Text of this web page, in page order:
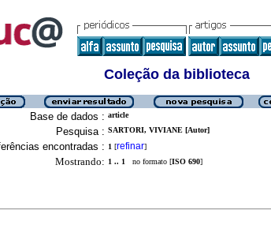
Coleção da biblioteca
Base de dados : article
Pesquisa : SARTORI, VIVIANE [Autor]
encontradas : 1 [refinar]
Mostrando: 1 .. 1 no formato [ISO 690]